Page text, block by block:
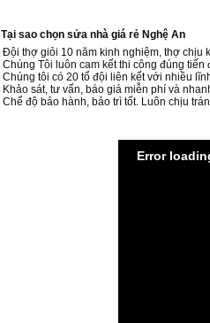
sao chọn sửa nhà giá rẻ Nghệ An
thợ giỏi 10 năm kinh nghiệm, thợ chịu
Tôi luôn cam kết thi công đúng tiến
Chúng tôi có 20 tổ đội liên kết với nhiều
sát, tư vấn, báo giá miễn phí và
độ bảo hành, bảo trì tốt. Luôn chịu
Error